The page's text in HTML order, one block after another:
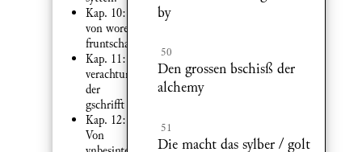
Kap. 10:
von worer
fruntschafft
Kap. 11:
verachtung
der
gschrifft
Kap. 12:
Von
by
50
Den grossen bschisß der
alchemy
51
Die macht das sylber / golt